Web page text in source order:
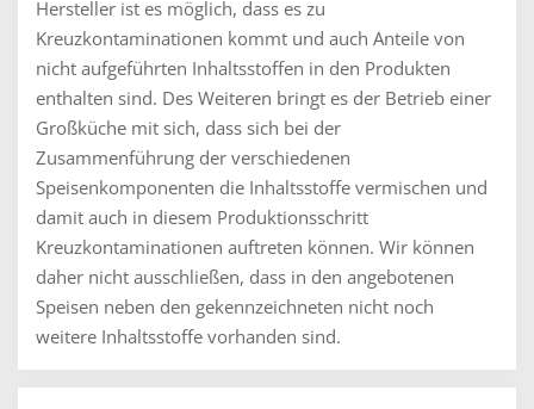
Hersteller ist es möglich, dass es zu
Kreuzkontaminationen kommt und auch Anteile von
nicht aufgeführten Inhaltsstoffen in den Produkten
enthalten sind. Des Weiteren bringt es der Betrieb einer
Großküche mit sich, dass sich bei der
Zusammenführung der verschiedenen
Speisenkomponenten die Inhaltsstoffe vermischen und
damit auch in diesem Produktionsschritt
Kreuzkontaminationen auftreten können. Wir können
daher nicht ausschließen, dass in den angebotenen
Speisen neben den gekennzeichneten nicht noch
weitere Inhaltsstoffe vorhanden sind.